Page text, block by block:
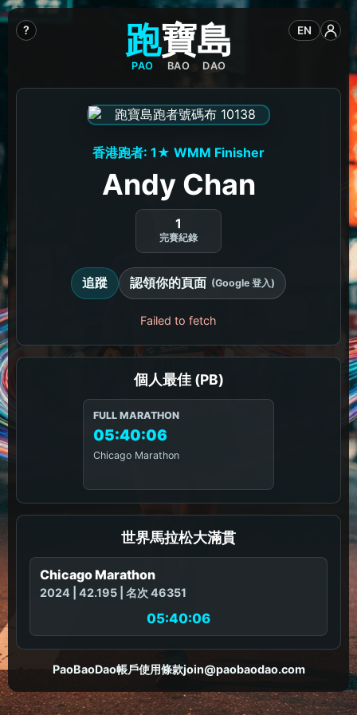
? EN
跑
PAO
寶
BAO
島
DAO
香港跑者: 1★ WMM Finisher
Andy Chan
1
完賽紀錄
追蹤 認領你的頁面 (Google 登入)
Failed to fetch
個人最佳 (PB)
FULL MARATHON
05:40:06
Chicago Marathon
世界馬拉松大滿貫
Chicago Marathon
2024 | 42.195 | 名次 46351
05:40:06
PaoBaoDao帳戶使用條款join@paobaodao.com